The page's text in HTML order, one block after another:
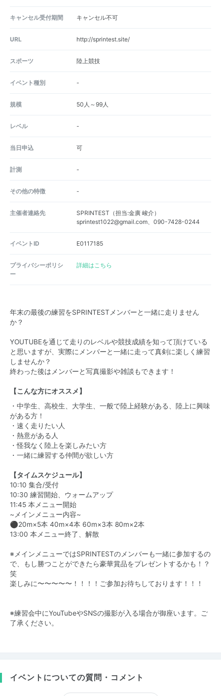
キャンセル受付期間 キャンセル不可
URL http://sprintest.site/
スポーツ 陸上競技
イベント種別 -
規模 50人～99人
レベル -
当日申込 可
計測 -
その他の特徴 -
主催者連絡先
SPRINTEST（担当:金廣 峻介）
sprintest1022@gmail.com、090-7428-0244
イベントID E0117185
プライバシーポリシ
ー
詳細はこちら
年末の最後の練習をSPRINTESTメンバーと一緒に走りません
か？
YOUTUBEを通じて走りのレベルや競技成績を知って頂けている
と思いますが、実際にメンバーと一緒に走って真剣に楽しく練習
しませんか？
終わった後はメンバーと写真撮影や雑談もできます！
【こんな方にオススメ】
・中学生、高校生、大学生、一般で陸上経験がある、陸上に興味
がある方！
・速く走りたい人
・熱意がある人
・怪我なく陸上を楽しみたい方
・一緒に練習する仲間が欲しい方
【タイムスケジュール】
10:10 集合/受付
10:30 練習開始、ウォームアップ
11:45 本メニュー開始
~メインメニュー内容~
⚫︎20m×5本 40m×4本 60m×3本 80m×2本
13:00 本メニュー終了、解散
※メインメニューではSPRINTESTのメンバーも一緒に参加するの
で、もし勝つことができたら豪華賞品をプレゼントするかも！？
笑
楽しみに〜〜〜〜〜！！！！ご参加お待ちしております！！！
※練習会中にYouTubeやSNSの撮影が入る場合が御座います。ご
了承ください。
イベントについての質問・コメント